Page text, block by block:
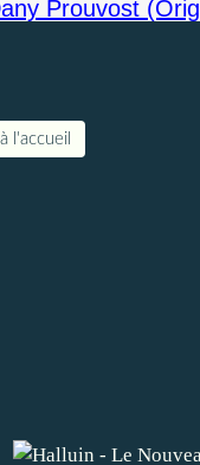
Prouvost
l'accueil